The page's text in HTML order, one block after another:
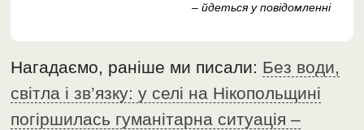
– йдеться у повідомленні
Нагадаємо, раніше ми писали: Без води,
світла і зв’язку: у селі на Нікопольщині
погіршилась гуманітарна ситуація –